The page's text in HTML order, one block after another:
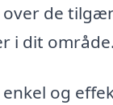
de
i dit område.
og